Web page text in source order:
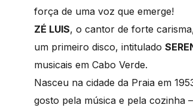
força de uma voz que emerge!
ZÉ LUIS, o cantor de forte
um primeiro disco, intitulado
musicais em Cabo Verde.
Nasceu na cidade da Praia em
gosto pela música e pela cozinha